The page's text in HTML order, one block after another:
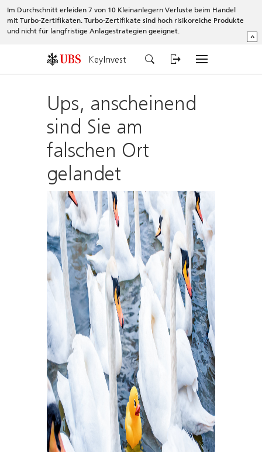
Im Durchschnitt erleiden 7 von 10 Kleinanlegern Verluste beim Handel
mit Turbo-Zertifikaten. Turbo-Zertifikate sind hoch risikoreiche Produkte
und nicht für langfristige Anlagestrategien geeignet.
^
KeyInvest
Ups, anscheinend
sind Sie am
falschen Ort
gelandet